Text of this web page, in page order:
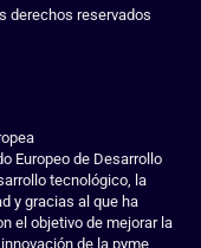
derechos reservados
Europeo de Desarrollo
tecnológico, la
y gracias al que ha
el objetivo de mejorar la
de la pyme,